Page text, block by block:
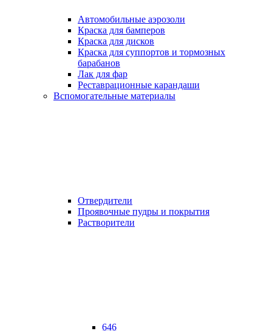
Автомобильные аэрозоли
Краска для бамперов
Краска для дисков
Краска для суппортов и тормозных
барабанов
Лак для фар
Реставрационные карандаши
Вспомогательные материалы
Отвердители
Проявочные пудры и покрытия
Растворители
646